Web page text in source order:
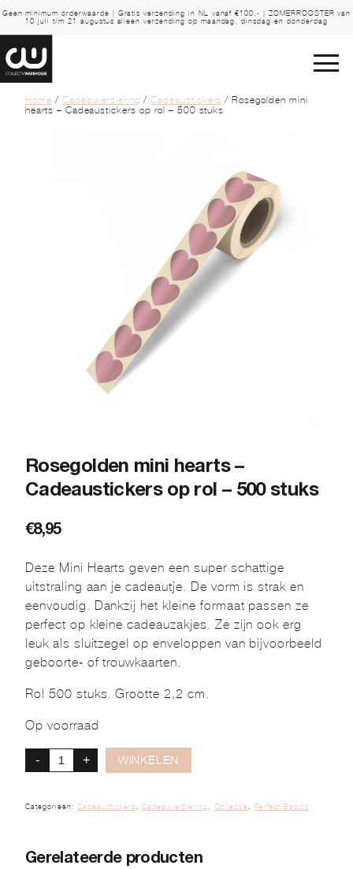
Geen minimum orderwaarde | Gratis verzending in NL vanaf €100,- | ZOMERROOSTER van
10 juli t/m 21 augustus alleen verzending op maandag, dinsdag en donderdag
Home / Cadeauversiering / Cadeaustickers / Rosegolden mini
hearts – Cadeaustickers op rol – 500 stuks
Rosegolden mini hearts –
Cadeaustickers op rol – 500 stuks
€8,95
Deze Mini Hearts geven een super schattige
uitstraling aan je cadeautje. De vorm is strak en
eenvoudig. Dankzij het kleine formaat passen ze
perfect op kleine cadeauzakjes. Ze zijn ook erg
leuk als sluitzegel op enveloppen van bijvoorbeeld
geboorte- of trouwkaarten.
Rol 500 stuks. Grootte 2,2 cm.
Op voorraad
- + WINKELEN
Categorieën:Cadeaustickers , Cadeauversiering ,Collectie , Perfect Basics
Gerelateerde producten